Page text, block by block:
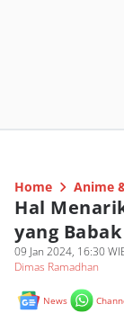
Home Anime
Hal
yang
09 Jan 2024, 16:30
Dimas Ramadhan
News